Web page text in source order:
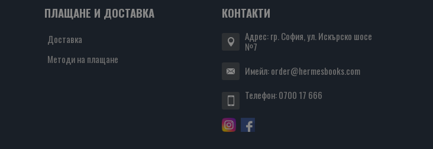
ПЛАЩАНЕ И ДОСТАВКА
Доставка
Методи на плащане
КОНТАКТИ
Адрес: гр. София, ул. Искърско шосе
№7
Имейл:order@hermesbooks.com
Телефон:0700 17 666